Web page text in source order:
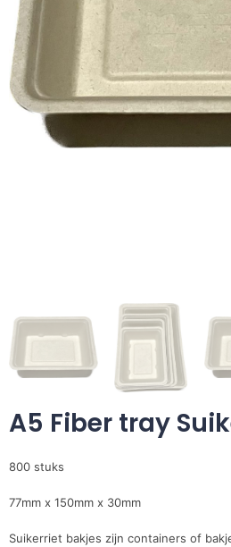
A5 Fiber tray
800 stuks
77mm x 150mm x 30mm
Suikerriet bakjes zijn containers of